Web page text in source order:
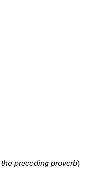
preceding proverb)